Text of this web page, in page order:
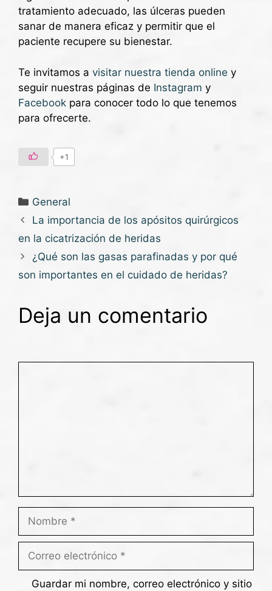
tratamiento adecuado, las úlceras pueden
sanar de manera eficaz y permitir que el
paciente recupere su bienestar.
Te invitamos a visitar nuestra tienda online y
seguir nuestras páginas de Instagram y
Facebook para conocer todo lo que tenemos
para ofrecerte.
+1
General
La importancia de los apósitos quirúrgicos
en la cicatrización de heridas
¿Qué son las gasas parafinadas y por qué
son importantes en el cuidado de heridas?
Deja un comentario
Guardar mi nombre, correo electrónico y sitio